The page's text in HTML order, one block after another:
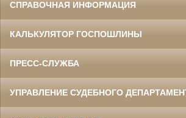
СПРАВОЧНАЯ ИНФОРМАЦИЯ
КАЛЬКУЛЯТОР ГОСПОШЛИНЫ
ПРЕСС-СЛУЖБА
УПРАВЛЕНИЕ СУДЕБНОГО